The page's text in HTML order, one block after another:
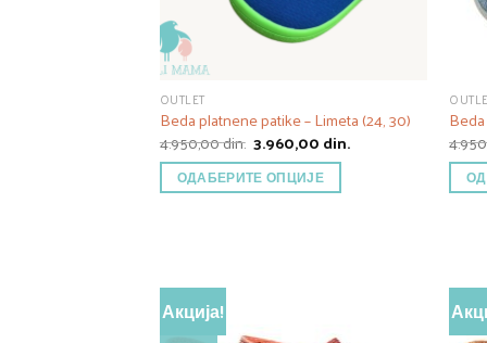
OUTLET
Beda platnene patike – Limeta (24, 30)
4.950,00din. Оригинална
цена
је
била:
4.950,00 din..
3.960,00din.Тренутна
цена
ОДАБЕРИТЕ ОПЦИЈЕ
Акција!